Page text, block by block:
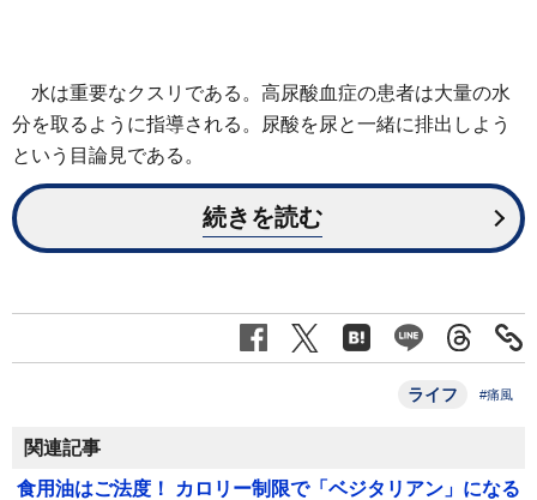
水は重要なクスリである。高尿酸血症の患者は大量の水
分を取るように指導される。尿酸を尿と一緒に排出しよう
という目論見である。
続きを読む
ライフ #痛風
関連記事
食用油はご法度！ カロリー制限で「ベジタリアン」になる